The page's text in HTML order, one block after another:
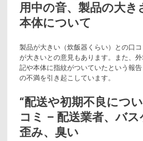
用中の音、製品の大き
本体について
製品が大きい（炊飯器くらい）との口
が大きいとの意見もあります。また、
記や本体に指紋がついていたという報
の不満を引き起こしています。
“配送や初期不良につ
コミ – 配送業者、バ
歪み、臭い